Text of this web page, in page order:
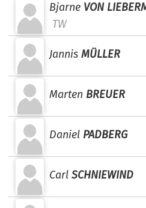
Bjarne VON
TW
Jannis MÜLLER
Marten BREUER
Daniel PADBERG
Carl SCHNIEWIND